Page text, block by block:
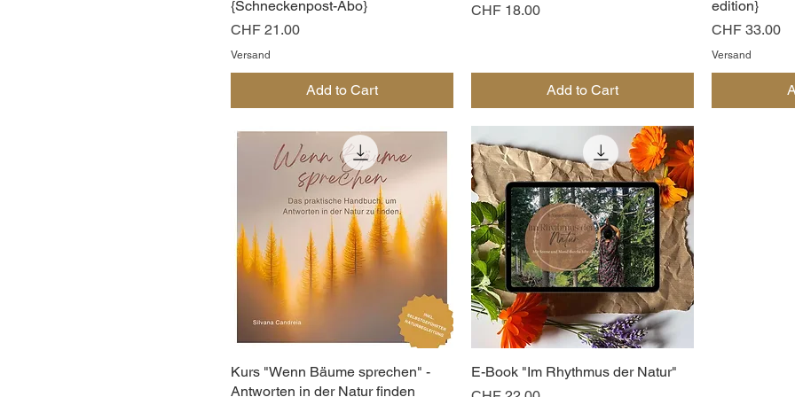
{Schneckenpost-Abo}
Price
CHF 21.00
Versand
Add to Cart
Price
CHF 18.00
Add to Cart
edition}
Price
CHF 33.00
Versand
Kurs "Wenn Bäume sprechen" -
Antworten in der Natur finden
E-Book "Im Rhythmus der Natur"